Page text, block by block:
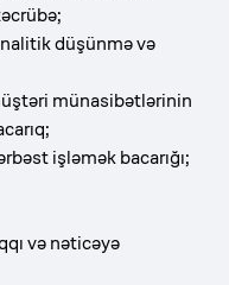
düşünmə və
münasibətlərinin
işləmək bacarığı;
və nəticəyə